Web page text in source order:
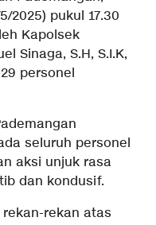
2025) pukul 17.30
Kapolsek
Sinaga, S.H, S.I.K,
personel
seluruh personel
aksi unjuk rasa
dan kondusif.
rekan atas